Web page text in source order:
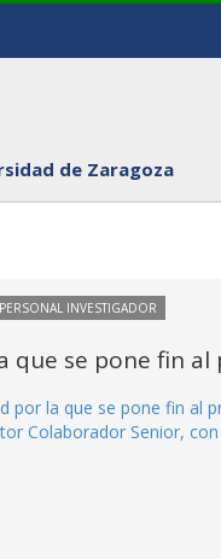
de Zaragoza
INVESTIGADOR
que se pone fin
por la que se pone fin
Colaborador Senior,